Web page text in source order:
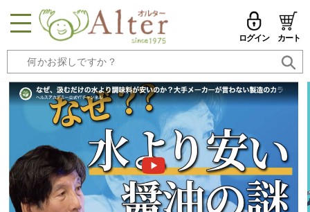
ログイン カート
メールアドレス
パスワード
メールアドレスを保存する
MENU
トップページへ戻る
品ものカテゴリ
セール品・おすすめ
お試しセット
今週の新登場